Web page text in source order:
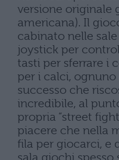
versione originale
americana). Il
cabinato nelle
joystick per
tasti per sferrare i
per i calci,
successo che
incredibile, al
propria “street
piacere che nella
fila per giocarci, e